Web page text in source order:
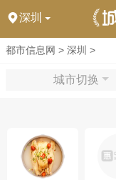
深圳
都市信息网 > 深圳 >
城市切换